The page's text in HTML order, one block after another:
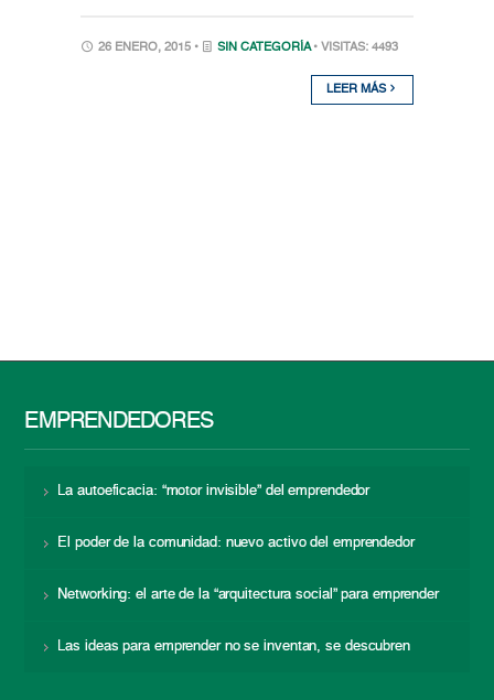
26 ENERO, 2015 • SIN CATEGORÍA • VISITAS: 4493
LEER MÁS
EMPRENDEDORES
La autoeficacia: “motor invisible” del emprendedor
El poder de la comunidad: nuevo activo del emprendedor
Networking: el arte de la “arquitectura social” para emprender
Las ideas para emprender no se inventan, se descubren